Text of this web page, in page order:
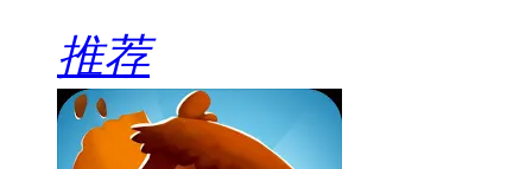
推荐